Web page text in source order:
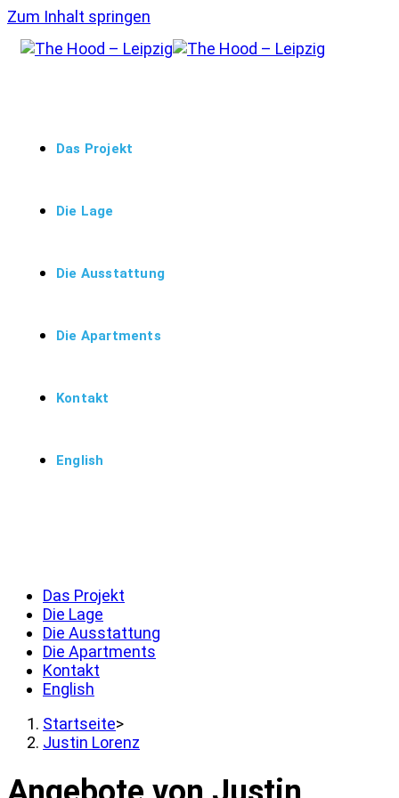
Zum Inhalt springen
Das Projekt
Die Lage
Die Ausstattung
Die Apartments
Kontakt
English
Das Projekt
Die Lage
Die Ausstattung
Die Apartments
Kontakt
English
Startseite>
Justin Lorenz